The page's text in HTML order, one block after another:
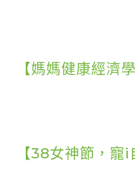
【媽媽健康經濟學
【38女神節，寵i